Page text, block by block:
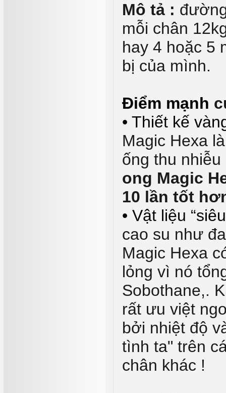
Mô tả :
mỗi chân
hay 4 hoặc 5
bị của mình.
Điểm mạnh
• Thiết kế
Magic Hexa
ống thu
ong Magic
10 lần tốt
• Vật liệu
cao su như
Magic Hexa
lỏng vì nó
Sobothane,.
rất ưu việt
bởi nhiệt độ
tình ta" trên
chân khác !